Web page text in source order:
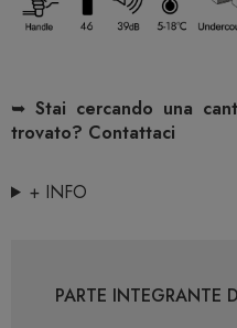
➥ Stai cercando una
trovato? Contattaci
+ INFO
PARTE INTEGRANTE